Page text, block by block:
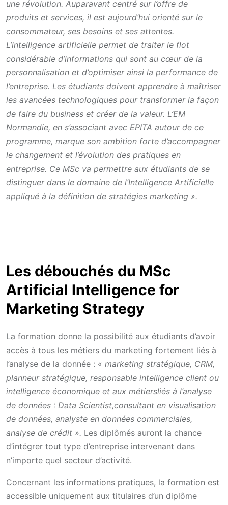
une révolution. Auparavant centré sur l’offre de
produits et services, il est aujourd’hui orienté sur le
consommateur, ses besoins et ses attentes.
L’intelligence artificielle permet de traiter le flot
considérable d’informations qui sont au cœur de la
personnalisation et d’optimiser ainsi la performance de
l’entreprise. Les étudiants doivent apprendre à maîtriser
les avancées technologiques pour transformer la façon
de faire du business et créer de la valeur. L’EM
Normandie, en s’associant avec EPITA autour de ce
programme, marque son ambition forte d’accompagner
le changement et l’évolution des pratiques en
entreprise. Ce MSc va permettre aux étudiants de se
distinguer dans le domaine de l’Intelligence Artificielle
appliqué à la définition de stratégies marketing ».
Les débouchés du MSc
Artificial Intelligence for
Marketing Strategy
La formation donne la possibilité aux étudiants d’avoir
accès à tous les métiers du marketing fortement liés à
l’analyse de la donnée : « marketing stratégique, CRM,
planneur stratégique, responsable intelligence client ou
intelligence économique et aux métiersliés à l’analyse
de données : Data Scientist,consultant en visualisation
de données, analyste en données commerciales,
analyse de crédit ». Les diplômés auront la chance
d’intégrer tout type d’entreprise intervenant dans
n’importe quel secteur d’activité.
Concernant les informations pratiques, la formation est
accessible uniquement aux titulaires d’un diplôme